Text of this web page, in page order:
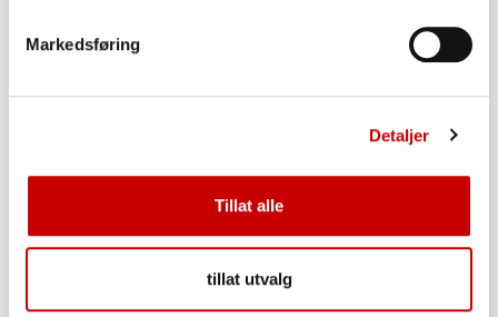
Markedsføring
Detaljer
Tillat alle
tillat utvalg